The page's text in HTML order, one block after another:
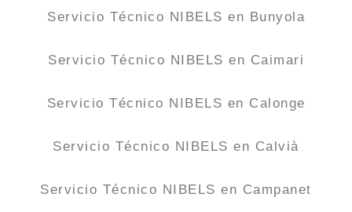
Servicio Técnico NIBELS en Bunyola
Servicio Técnico NIBELS en Caimari
Servicio Técnico NIBELS en Calonge
Servicio Técnico NIBELS en Calvià
Servicio Técnico NIBELS en Campanet